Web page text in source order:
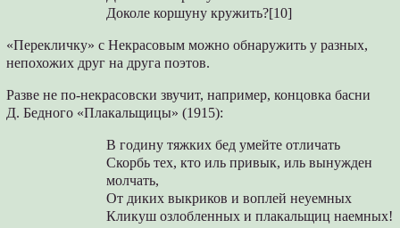
Доколе коршуну кружить?[10]
«Перекличку» с Некрасовым можно обнаружить у разных,
непохожих друг на друга поэтов.
Разве не по-некрасовски звучит, например, концовка басни
Д. Бедного «Плакальщицы» (1915):
В годину тяжких бед умейте отличать
Скорбь тех, кто иль привык, иль вынужден
молчать,
От диких выкриков и воплей неуемных
Кликуш озлобленных и плакальщиц наемных!